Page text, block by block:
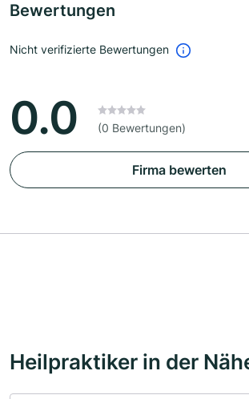
Bewertungen
Nicht verifizierte Bewertungen
0.0 (0 Bewertungen)
Firma bewerten
Heilpraktiker in der